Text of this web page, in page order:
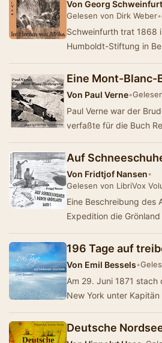
Von Georg
Gelesen von Dirk Weber•
Schweinfurth trat 1868
Humboldt-Stiftung in
nila…
Eine Mont-Blanc-
Von Paul Verne•
Paul Verne war der
verfaßte für die Buch
Auf
Von Fridtjof Nansen•
Gelesen von LibriVox
Eine Beschreibung des
Expedition die
von …
196 Tage auf
Von Emil Bessels•
Am 29. Juni 1871 stach
New York unter Kapitän
Deutsche